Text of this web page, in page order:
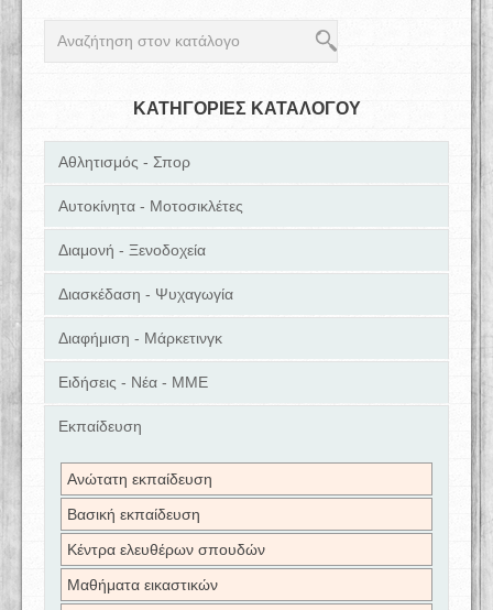
ΚΑΤΗΓΟΡΙΕΣ ΚΑΤΑΛΟΓΟΥ
Αθλητισμός - Σπορ
Αυτοκίνητα - Μοτοσικλέτες
Διαμονή - Ξενοδοχεία
Διασκέδαση - Ψυχαγωγία
Διαφήμιση - Μάρκετινγκ
Ειδήσεις - Νέα - ΜΜΕ
Εκπαίδευση
Ανώτατη εκπαίδευση
Βασική εκπαίδευση
Κέντρα ελευθέρων σπουδών
Μαθήματα εικαστικών